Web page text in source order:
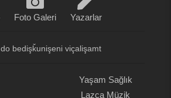
Foto Galeri Yazarlar
bedişǩunişeni viçalişamt
Yaşam Sağlık
Lazca Müzik